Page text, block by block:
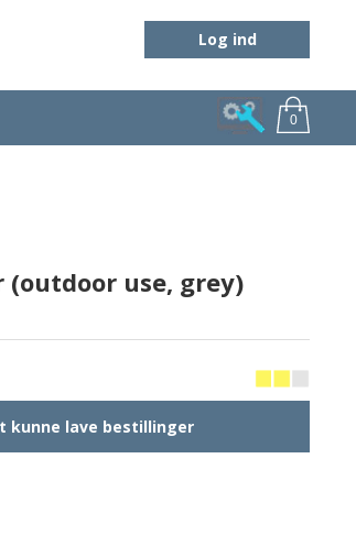
Log ind
0
use, grey)
kunne lave bestillinger